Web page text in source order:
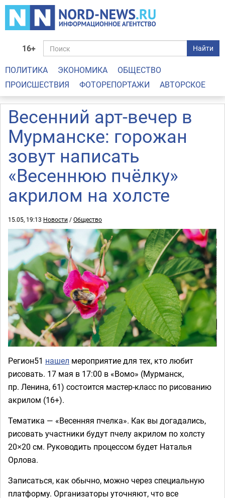
16+ Найти
ПОЛИТИКА ЭКОНОМИКА
ОБЩЕСТВО
ПРОИСШЕСТВИЯ
ФОТОРЕПОРТАЖИ АВТОРСКОЕ
Весенний арт-вечер в
Мурманске: горожан
зовут написать
«Весеннюю пчёлку»
акрилом на холсте
15.05, 19:13 Новости /Общество
Регион51 нашел мероприятие для тех, кто любит
рисовать. 17 мая в 17:00 в «Вомо» (Мурманск,
пр. Ленина, 61) состоится мастер-класс по рисованию
акрилом (16+).
Тематика — «Весенняя пчелка». Как вы догадались,
рисовать участники будут пчелу акрилом по холсту
20×20 см. Руководить процессом будет Наталья
Орлова.
Записаться, как обычно, можно через специальную
платформу. Организаторы уточняют, что все